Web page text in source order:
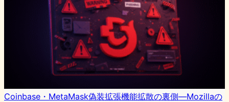
Coinbase・MetaMask偽装拡張機能拡散の裏側—Mozillaの